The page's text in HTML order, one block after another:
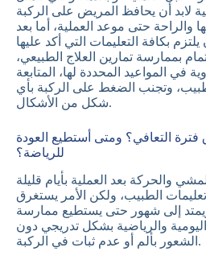
لابد أن يحافظ المريض على الركبة
والراحة حتى موعد العملية، أما بعد
بكافة التعليمات التي أكد عليها
بممارسة تمارين العلاج الطبيعي،
في المواعيد المحددة لها، المتابعة
وتجنب الضغط على الركبة بأي
شكل من الأشكال.
التعافي؟ ومتى أستطيع العودة
للرياضة؟
والحركة بعد العملية بأيام قليلة
الطبيب، ولكن الأمر يستغرق
إلى شهور حتى يستطيع ممارسة
والرياضية بشكل تدريجي دون
الشعور بألم أو عدم ثبات في الركبة.